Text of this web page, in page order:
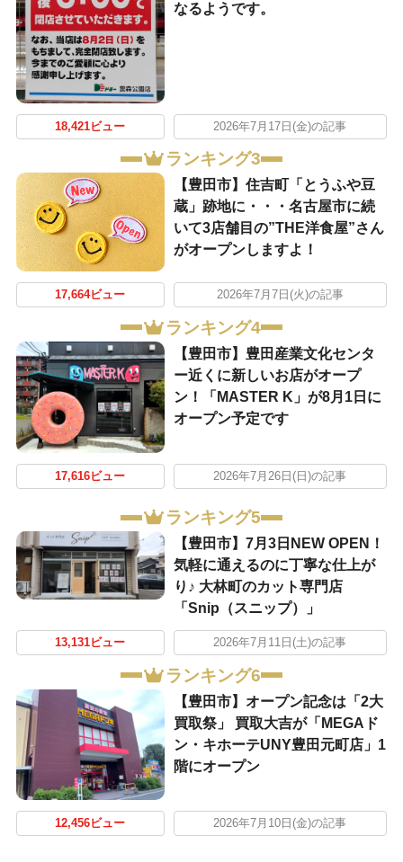
なるようです。
18,421ビュー 2026年7月17日(金)の記事
ランキング3
【豊田市】住吉町「とうふや豆
蔵」跡地に・・・名古屋市に続
いて3店舗目の”THE洋食屋”さん
がオープンしますよ！
17,664ビュー 2026年7月7日(火)の記事
ランキング4
【豊田市】豊田産業文化センタ
ー近くに新しいお店がオープ
ン！「MASTER K」が8月1日に
オープン予定です
17,616ビュー 2026年7月26日(日)の記事
ランキング5
【豊田市】7月3日NEW OPEN！
気軽に通えるのに丁寧な仕上が
り♪ 大林町のカット専門店
「Snip（スニップ）」
13,131ビュー 2026年7月11日(土)の記事
ランキング6
【豊田市】オープン記念は「2大
買取祭」 買取大吉が「MEGAド
ン・キホーテUNY豊田元町店」1
階にオープン
12,456ビュー 2026年7月10日(金)の記事